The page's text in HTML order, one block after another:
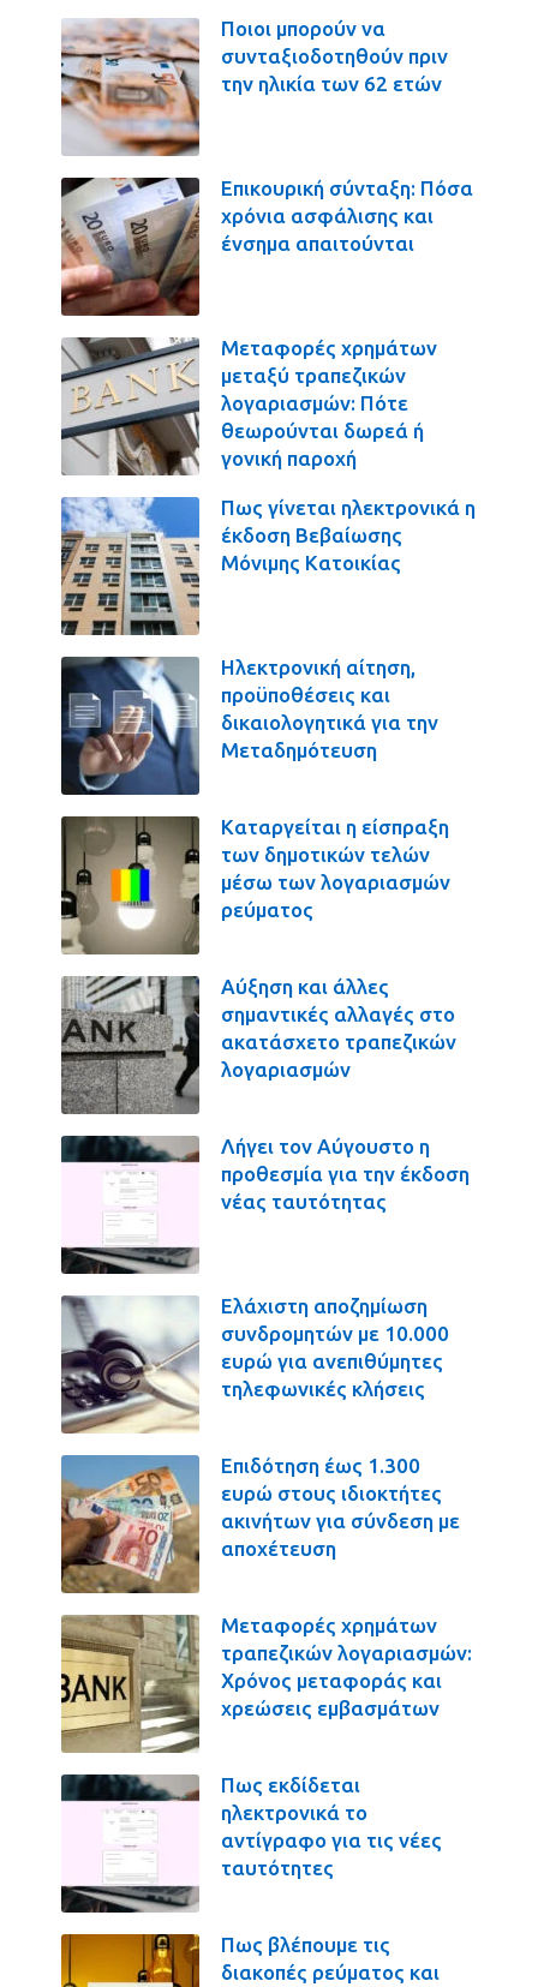
Ποιοι μπορούν να
συνταξιοδοτηθούν πριν
την ηλικία των 62 ετών
Επικουρική σύνταξη: Πόσα
χρόνια ασφάλισης και
ένσημα απαιτούνται
Μεταφορές χρημάτων
μεταξύ τραπεζικών
λογαριασμών: Πότε
θεωρούνται δωρεά ή
γονική παροχή
Πως γίνεται ηλεκτρονικά η
έκδοση Βεβαίωσης
Μόνιμης Κατοικίας
Ηλεκτρονική αίτηση,
προϋποθέσεις και
δικαιολογητικά για την
Μεταδημότευση
Καταργείται η είσπραξη
των δημοτικών τελών
μέσω των λογαριασμών
ρεύματος
Αύξηση και άλλες
σημαντικές αλλαγές στο
ακατάσχετο τραπεζικών
λογαριασμών
Λήγει τον Αύγουστο η
προθεσμία για την έκδοση
νέας ταυτότητας
Ελάχιστη αποζημίωση
συνδρομητών με 10.000
ευρώ για ανεπιθύμητες
τηλεφωνικές κλήσεις
Επιδότηση έως 1.300
ευρώ στους ιδιοκτήτες
ακινήτων για σύνδεση με
αποχέτευση
Μεταφορές χρημάτων
τραπεζικών λογαριασμών:
Χρόνος μεταφοράς και
χρεώσεις εμβασμάτων
Πως εκδίδεται
ηλεκτρονικά το
αντίγραφο για τις νέες
ταυτότητες
Πως βλέπουμε τις
διακοπές ρεύματος και